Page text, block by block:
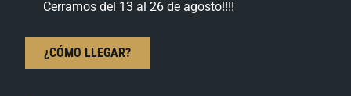
Cerramos del 13 al 26 de agosto!!!!
¿CÓMO LLEGAR?